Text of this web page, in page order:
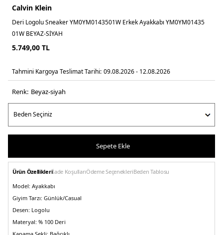
Calvin Klein
Deri Logolu Sneaker YM0YM0143501W Erkek Ayakkabı YM0YM01435
01W BEYAZ-SİYAH
5.749,00 TL
Tahmini Kargoya Teslimat Tarihi: 09.08.2026 - 12.08.2026
Renk: beyaz-si̇yah
Sepete Ekle
Ürün Özellikleriİade KoşullarıÖdeme SeçenekleriBeden Tablosu
Model: Ayakkabı
Giyim Tarzı: Günlük/Casual
Desen: Logolu
Materyal: % 100 Deri